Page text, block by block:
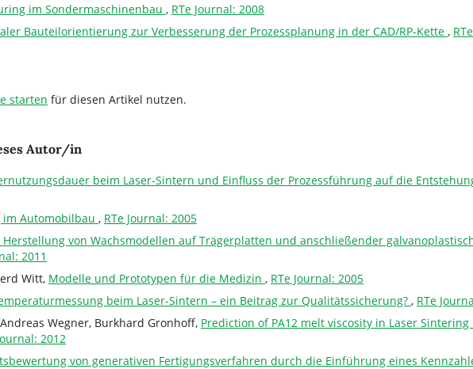
im Sondermaschinenbau, RTe Journal: 2008
Bauteilorientierung zur Verbesserung der Prozessplanung in der CAD/RP-Kette,
starten für diesen Artikel nutzen.
Autor/in
beim Laser-Sintern und Einfluss der Prozessführung auf die
im Automobilbau, RTe Journal: 2005
Herstellung von Wachsmodellen auf Trägerplatten und anschließender
2011
Witt, Modelle und Prototypen für die Medizin, RTe Journal: 2005
beim Laser-Sintern – ein Beitrag zur Qualitätssicherung?, RTe
Wegner, Burkhard Gronhoff, Prediction of PA12 melt viscosity in Laser Sintering
2012
von generativen Fertigungsverfahren durch die Einführung eines